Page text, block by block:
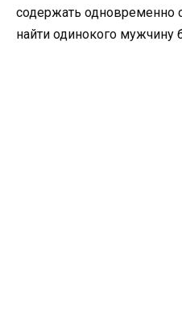
содержать
найти одинокого мужчину